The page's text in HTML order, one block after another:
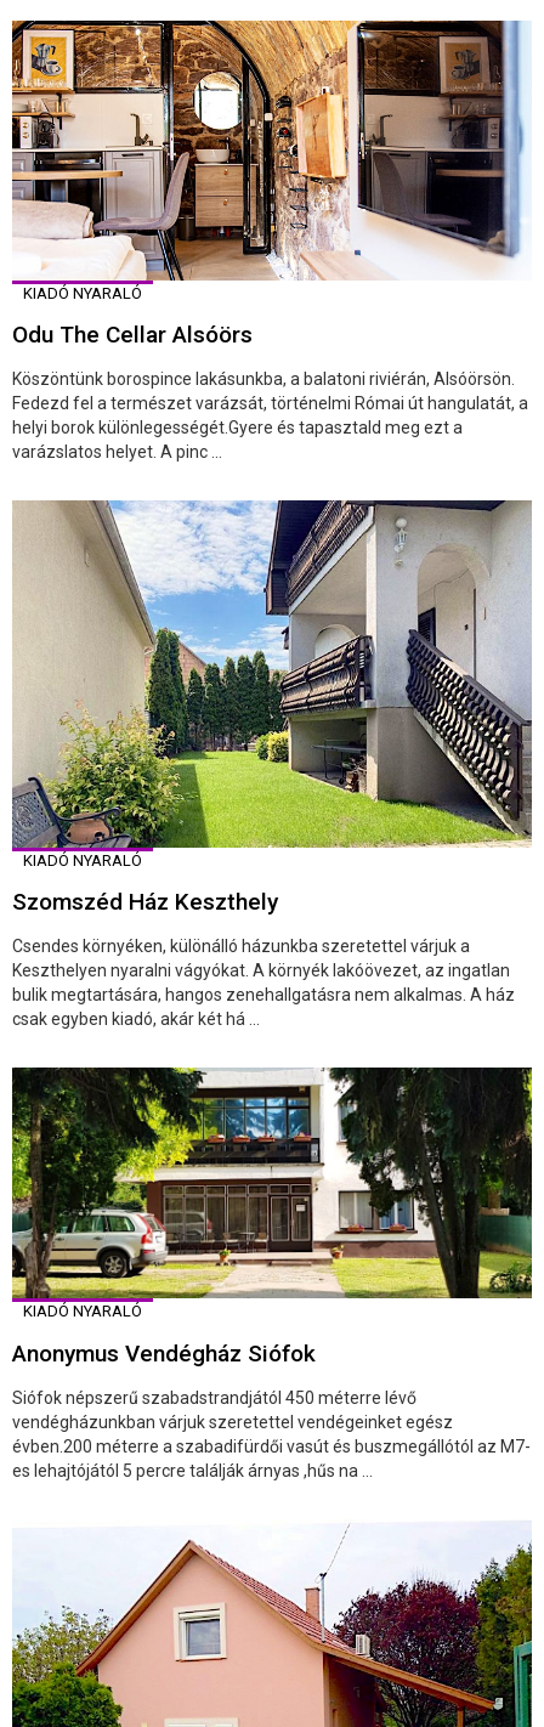
KIADÓ NYARALÓ
Odu The Cellar Alsóörs
Köszöntünk borospince lakásunkba, a balatoni riviérán, Alsóörsön.
Fedezd fel a természet varázsát, történelmi Római út hangulatát, a
helyi borok különlegességét.Gyere és tapasztald meg ezt a
varázslatos helyet. A pinc ...
KIADÓ NYARALÓ
Szomszéd Ház Keszthely
Csendes környéken, különálló házunkba szeretettel várjuk a
Keszthelyen nyaralni vágyókat. A környék lakóövezet, az ingatlan
bulik megtartására, hangos zenehallgatásra nem alkalmas. A ház
csak egyben kiadó, akár két há ...
KIADÓ NYARALÓ
Anonymus Vendégház Siófok
Siófok népszerű szabadstrandjától 450 méterre lévő
vendégházunkban várjuk szeretettel vendégeinket egész
évben.200 méterre a szabadifürdői vasút és buszmegállótól az M7-
es lehajtójától 5 percre találják árnyas ,hűs na ...